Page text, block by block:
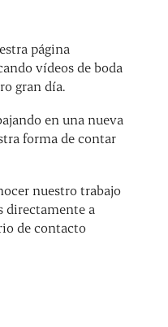
página
vídeos de boda
gran día.
en una nueva
forma de contar
nuestro trabajo
directamente a
de contacto